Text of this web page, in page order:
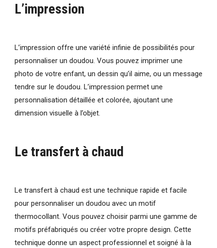
L’impression
L’impression offre une variété infinie de possibilités pour
personnaliser un doudou. Vous pouvez imprimer une
photo de votre enfant, un dessin qu’il aime, ou un message
tendre sur le doudou. L’impression permet une
personnalisation détaillée et colorée, ajoutant une
dimension visuelle à l’objet.
Le transfert à chaud
Le transfert à chaud est une technique rapide et facile
pour personnaliser un doudou avec un motif
thermocollant. Vous pouvez choisir parmi une gamme de
motifs préfabriqués ou créer votre propre design. Cette
technique donne un aspect professionnel et soigné à la